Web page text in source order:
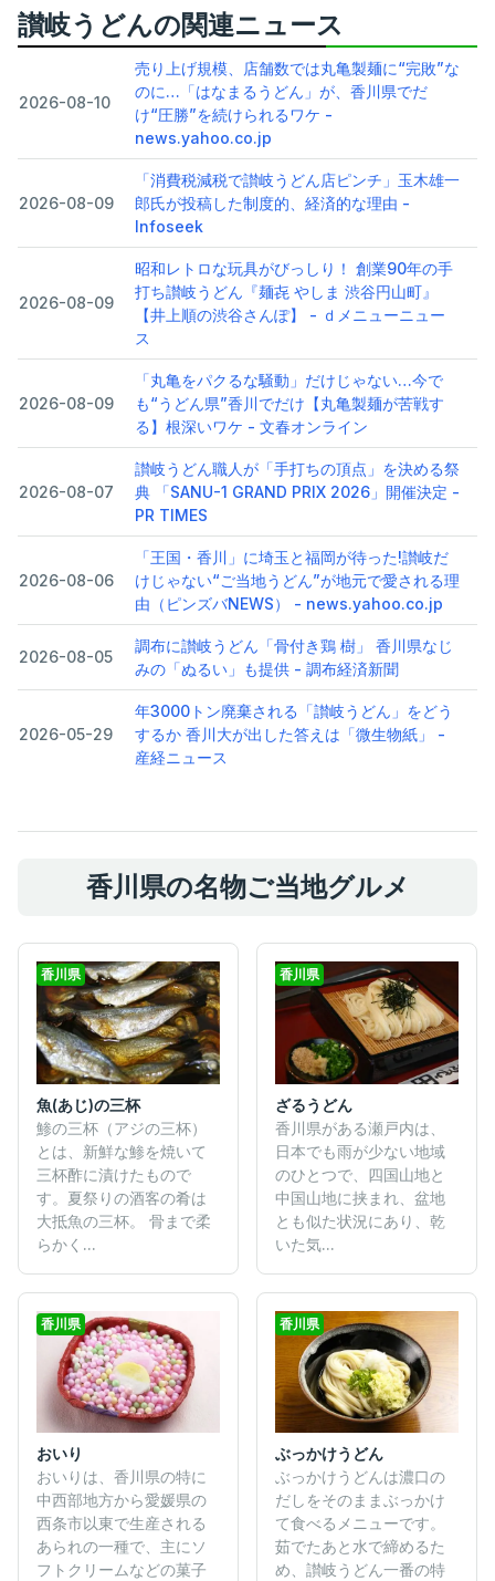
讃岐うどんの関連ニュース
2026-08-10
売り上げ規模、店舗数では丸亀製麺に“完敗”な
のに…「はなまるうどん」が、香川県でだ
け“圧勝”を続けられるワケ -
news.yahoo.co.jp
2026-08-09
「消費税減税で讃岐うどん店ピンチ」玉木雄一
郎氏が投稿した制度的、経済的な理由 -
Infoseek
2026-08-09
昭和レトロな玩具がびっしり！ 創業90年の手
打ち讃岐うどん『麺㐂 やしま 渋谷円山町』
【井上順の渋谷さんぽ】 - ｄメニューニュー
ス
2026-08-09
「丸亀をパクるな騒動」だけじゃない…今で
も“うどん県”香川でだけ【丸亀製麺が苦戦す
る】根深いワケ - 文春オンライン
2026-08-07
讃岐うどん職人が「手打ちの頂点」を決める祭
典 「SANU-1 GRAND PRIX 2026」開催決定 -
PR TIMES
2026-08-06
「王国・香川」に埼玉と福岡が待った!讃岐だ
けじゃない“ご当地うどん”が地元で愛される理
由（ピンズバNEWS） - news.yahoo.co.jp
2026-08-05
調布に讃岐うどん「骨付き鶏 樹」 香川県なじ
みの「ぬるい」も提供 - 調布経済新聞
2026-05-29
年3000トン廃棄される「讃岐うどん」をどう
するか 香川大が出した答えは「微生物紙」 -
産経ニュース
香川県の名物ご当地グルメ
香川県
魚(あじ)の三杯
鯵の三杯（アジの三杯）
とは、新鮮な鯵を焼いて
三杯酢に漬けたもので
す。夏祭りの酒客の肴は
大抵魚の三杯。 骨まで柔
らかく...
香川県
ざるうどん
香川県がある瀬戸内は、
日本でも雨が少ない地域
のひとつで、四国山地と
中国山地に挟まれ、盆地
とも似た状況にあり、乾
いた気...
香川県
おいり
おいりは、香川県の特に
中西部地方から愛媛県の
西条市以東で生産される
あられの一種で、主にソ
フトクリームなどの菓子
香川県
ぶっかけうどん
ぶっかけうどんは濃口の
だしをそのままぶっかけ
て食べるメニューです。
茹でたあと水で締めるた
め、讃岐うどん一番の特